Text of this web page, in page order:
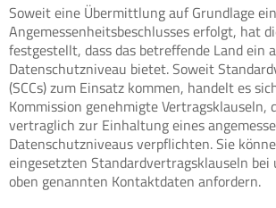
Soweit eine Übermittlung auf Grundlage
Angemessenheitsbeschlusses erfolgt, hat
festgestellt, dass das betreffende Land ein
Datenschutzniveau bietet. Soweit
(SCCs) zum Einsatz kommen, handelt es
Kommission genehmigte Vertragsklauseln,
vertraglich zur Einhaltung eines
Datenschutzniveaus verpflichten. Sie
eingesetzten Standardvertragsklauseln bei
oben genannten Kontaktdaten anfordern.